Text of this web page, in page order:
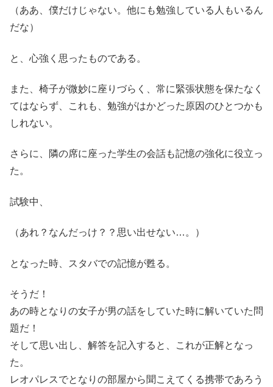
（ああ、僕だけじゃない。他にも勉強している人もいるん
だな）
と、心強く思ったものである。
また、椅子が微妙に座りづらく、常に緊張状態を保たなく
てはならず、これも、勉強がはかどった原因のひとつかも
しれない。
さらに、隣の席に座った学生の会話も記憶の強化に役立っ
た。
試験中、
（あれ？なんだっけ？？思い出せない…。）
となった時、スタバでの記憶が甦る。
そうだ！
あの時となりの女子が男の話をしていた時に解いていた問
題だ！
そして思い出し、解答を記入すると、これが正解となっ
た。
レオパレスでとなりの部屋から聞こえてくる携帯であろう